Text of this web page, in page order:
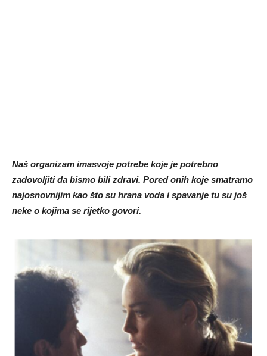
Naš organizam imasvoje potrebe koje je potrebno
zadovoljiti da bismo bili zdravi. Pored onih koje smatramo
najosnovnijim kao što su hrana voda i spavanje tu su još
neke o kojima se rijetko govori.